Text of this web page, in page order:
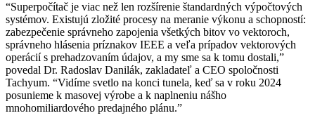
“Superpočítač je viac než len rozšírenie štandardných výpočtových
systémov. Existujú zložité procesy na meranie výkonu a schopností:
zabezpečenie správneho zapojenia všetkých bitov vo vektoroch,
správneho hlásenia príznakov IEEE a veľa prípadov vektorových
operácií s prehadzovaním údajov, a my sme sa k tomu dostali,”
povedal Dr. Radoslav Danilák, zakladateľ a CEO spoločnosti
Tachyum. “Vidíme svetlo na konci tunela, keď sa v roku 2024
posunieme k masovej výrobe a k naplneniu nášho
mnohomiliardového predajného plánu.”